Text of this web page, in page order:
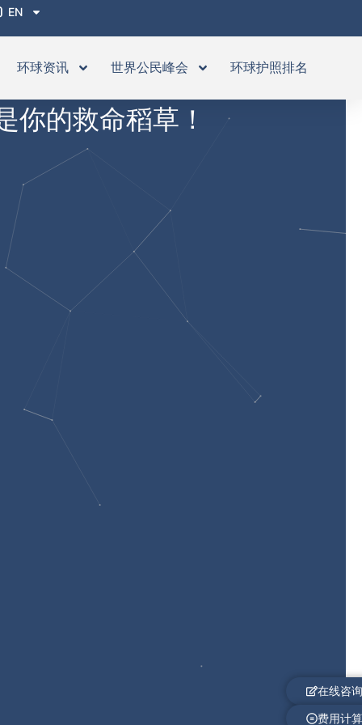
EN
环球资讯 世界公民峰会 环球护照排名
你的救命稻草！
在线咨询
费用计算